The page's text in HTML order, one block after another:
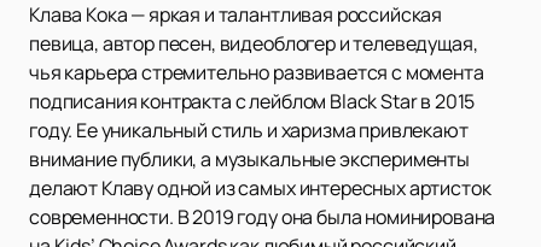
Клава Кока — яркая и талантливая российская
певица, автор песен, видеоблогер и телеведущая,
чья карьера стремительно развивается с момента
подписания контракта с лейблом Black Star в 2015
году. Ее уникальный стиль и харизма привлекают
внимание публики, а музыкальные эксперименты
делают Клаву одной из самых интересных артисток
современности. В 2019 году она была номинирована